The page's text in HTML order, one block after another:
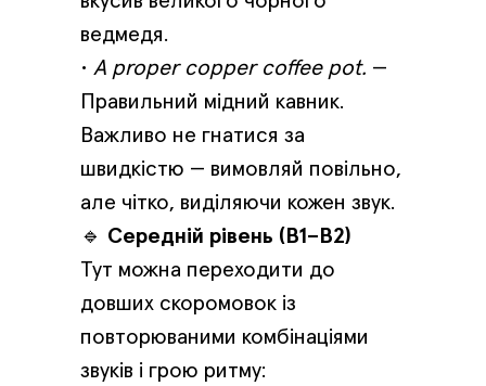
ведмедя.
• A proper copper coffee pot. —
Правильний мідний кавник.
Важливо не гнатися за
швидкістю — вимовляй повільно,
але чітко, виділяючи кожен звук.
🔹 Середній рівень (B1–B2)
Тут можна переходити до
довших скоромовок із
повторюваними комбінаціями
звуків і грою ритму: